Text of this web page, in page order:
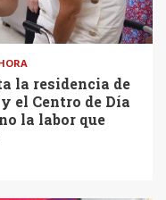
la residencia de
el Centro de Día
la labor que